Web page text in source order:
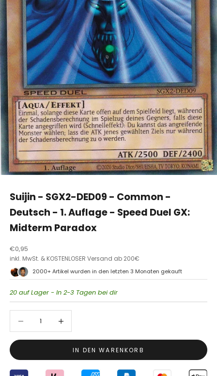
Suijin - SGX2-DED09 - Common -
Deutsch - 1. Auflage - Speed Duel GX:
Midterm Paradox
Angebot
€0,95
inkl. MwSt. & KOSTENLOSER Versand ab 200€
2000+ Artikel wurden in den letzten 3 Monaten gekauft
20 auf Lager - In 2-3 Tagen bei dir
IN DEN WARENKORB